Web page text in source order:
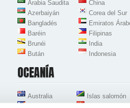
Arabia Saudita
Azerbaiyán
Bangladés
Baréin
Brunéi
Bután
China
Corea del Sur
Emiratos
Filipinas
India
Indonesia
OCEANÍA
Australia
Islas salomón